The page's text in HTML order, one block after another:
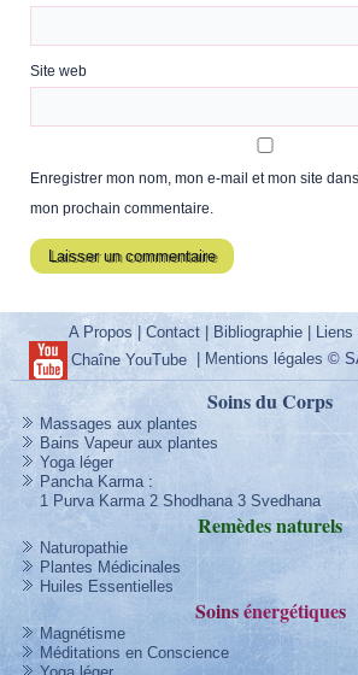
Site web
Enregistrer mon nom, mon e-mail et mon site
mon prochain commentaire.
A Propos |Contact Bibliographie
Chaîne YouTube| Mentions légales ©
Soins du Corps
Massages aux plantes
Bains Vapeur aux plantes
Yoga léger
Pancha Karma:
1 Purva Karma 2 Shodhana 3 Svedhana
Remèdesnaturels
Naturopathie
Plantes Médicinales
Huiles Essentielles
Soinsénergétiques
Magnétisme
Méditations en Conscience